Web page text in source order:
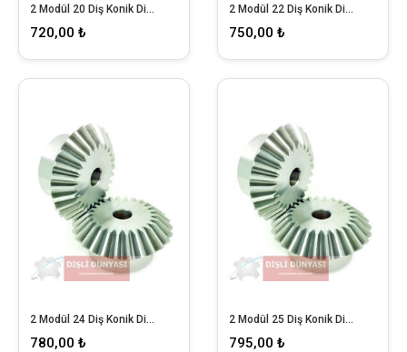
2 Modül 20 Diş Konik Dişli
720,00 ₺
2 Modül 22 Diş Konik Dişli
750,00 ₺
2 Modül 24 Diş Konik Dişli
780,00 ₺
2 Modül 25 Diş Konik Dişli
795,00 ₺